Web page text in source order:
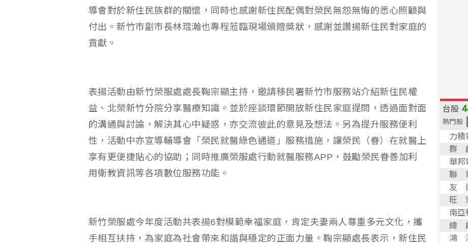
導會對於新住民族群的關懷，同時也感謝新住民配偶對榮民無怨無悔的悉心照顧與
付出。新竹市副市長林琨瀚也專程蒞臨現場頒贈獎狀，感謝並讚揚新住民對家庭的
貢獻。
表揚活動由新竹榮服處處長鞠宗顯主持，邀請移民署新竹市服務站介紹新住民權
益、北榮新竹分院分享醫療知識。並於座談環節開放新住民家庭提問，透過面對面
的溝通與討論，解決其心中疑惑，亦交流彼此的意見及想法。另為提升服務便利
性，活動中亦宣導輔導會「榮民就醫綠色通道」服務措施，讓榮民（眷）在就醫上
享有更便捷貼心的協助；同時推廣榮服處行動就醫服務APP，鼓勵榮民眷善加利
用衛教資訊等各項數位服務功能。
新竹榮服處今年度活動共表揚6對模範幸福家庭，肯定夫妻兩人尊重多元文化，攜
手相互扶持，為家庭為社會帶來和諧與穩定的正面力量。鞠宗顯處長表示，新住民